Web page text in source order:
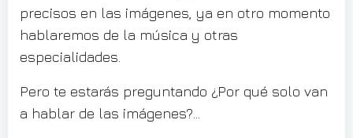
precisos en las imágenes, ya en otro momento
hablaremos de la música y otras
especialidades.
Pero te estarás preguntando ¿Por qué solo van
a hablar de las imágenes?…